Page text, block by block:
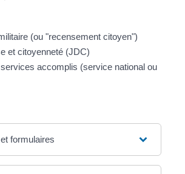
(ou "recensement citoyen")
et citoyenneté (JDC)
accomplis (service national ou
formulaires